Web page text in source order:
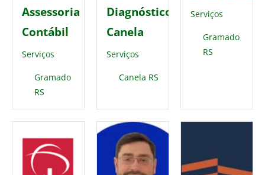
Assessoria
Contábil
Serviços
Gramado
RS
Diagnóstico
Canela
Serviços
Canela RS
Serviços
Gramado
RS